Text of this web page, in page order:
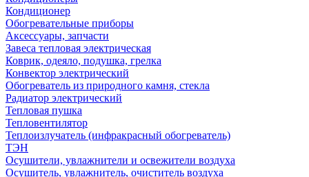
Кондиционер
Обогревательные приборы
Аксессуары, запчасти
Завеса тепловая электрическая
Коврик, одеяло, подушка, грелка
Конвектор электрический
Обогреватель из природного камня, стекла
Радиатор электрический
Тепловая пушка
Тепловентилятор
Теплоизлучатель (инфракрасный обогреватель)
ТЭН
Осушители, увлажнители и освежители воздуха
Осушитель, увлажнитель, очиститель воздуха